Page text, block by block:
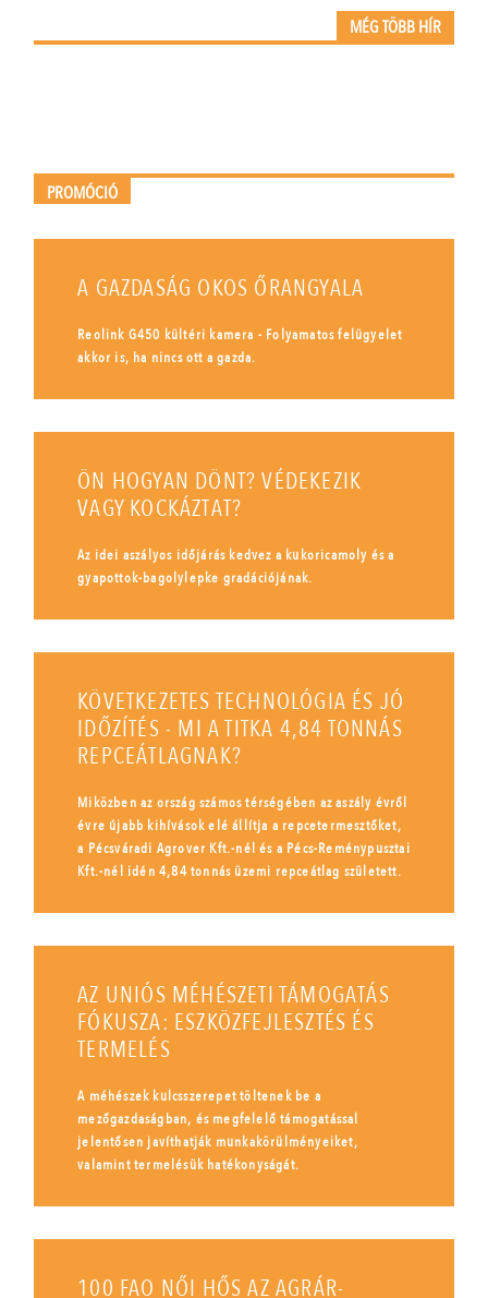
MÉG TÖBB HÍR
PROMÓCIÓ
A GAZDASÁG OKOS ŐRANGYALA
Reolink G450 kültéri kamera - Folyamatos felügyelet
akkor is, ha nincs ott a gazda.
ÖN HOGYAN DÖNT? VÉDEKEZIK
VAGY KOCKÁZTAT?
Az idei aszályos időjárás kedvez a kukoricamoly és a
gyapottok-bagolylepke gradációjának.
KÖVETKEZETES TECHNOLÓGIA ÉS JÓ
IDŐZÍTÉS - MI A TITKA 4,84 TONNÁS
REPCEÁTLAGNAK?
Miközben az ország számos térségében az aszály évről
évre újabb kihívások elé állítja a repcetermesztőket,
a Pécsváradi Agrover Kft.-nél és a Pécs-Reménypusztai
Kft.-nél idén 4,84 tonnás üzemi repceátlag született.
AZ UNIÓS MÉHÉSZETI TÁMOGATÁS
FÓKUSZA: ESZKÖZFEJLESZTÉS ÉS
TERMELÉS
A méhészek kulcsszerepet töltenek be a
mezőgazdaságban, és megfelelő támogatással
jelentősen javíthatják munkakörülményeiket,
valamint termelésük hatékonyságát.
100 FAO NŐI HŐS AZ AGRÁR-